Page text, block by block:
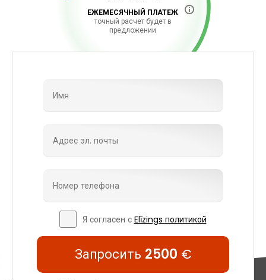
ЕЖЕМЕСЯЧНЫЙ ПЛАТЕЖ
точный расчет будет в
предложении
Я согласен с Elīzings политикой
Запросить 2500 €